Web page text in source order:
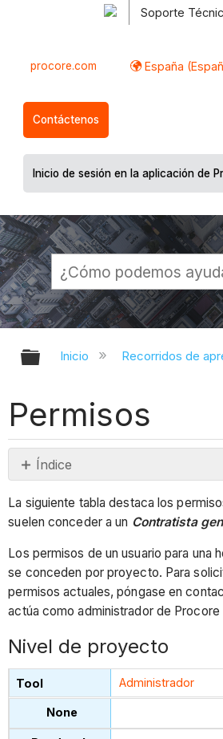
Soporte
procore.com España
Contáctenos
Inicio de sesión en la aplicación de
Expandir/contraer
Inicio Recorridos de
Permisos
Índice
de
proyecto
Nivel
de
empresa
La siguiente tabla destaca los
suelen conceder a un Contratista
Los permisos de un usuario para una
se conceden por proyecto. Para
permisos actuales, póngase en
actúa como administrador de Procore
Nivel de proyecto
Administrador